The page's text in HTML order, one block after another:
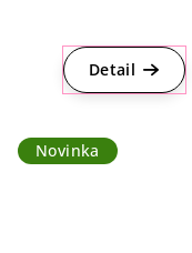
Detail
Novinka